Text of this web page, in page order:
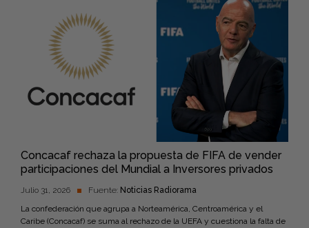
Concacaf rechaza la propuesta de FIFA de vender
participaciones del Mundial a Inversores privados
Julio 31, 2026 Fuente: Noticias Radiorama
La confederación que agrupa a Norteamérica, Centroamérica y el
Caribe (Concacaf) se suma al rechazo de la UEFA y cuestiona la falta de